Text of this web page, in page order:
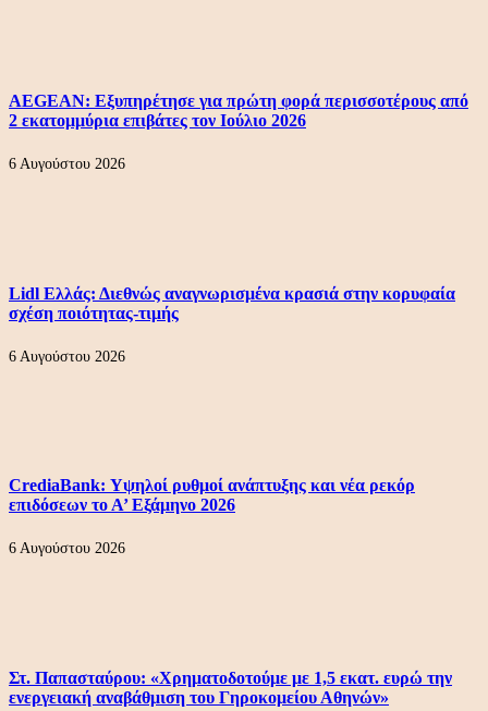
AEGEAN: Εξυπηρέτησε για πρώτη φορά περισσοτέρους από
2 εκατομμύρια επιβάτες τον Ιούλιο 2026
6 Αυγούστου 2026
Lidl Ελλάς: Διεθνώς αναγνωρισμένα κρασιά στην κορυφαία
σχέση ποιότητας-τιμής
6 Αυγούστου 2026
CrediaBank: Υψηλοί ρυθμοί ανάπτυξης και νέα ρεκόρ
επιδόσεων το Α’ Εξάμηνο 2026
6 Αυγούστου 2026
Στ. Παπασταύρου: «Χρηματοδοτούμε με 1,5 εκατ. ευρώ την
ενεργειακή αναβάθμιση του Γηροκομείου Αθηνών»